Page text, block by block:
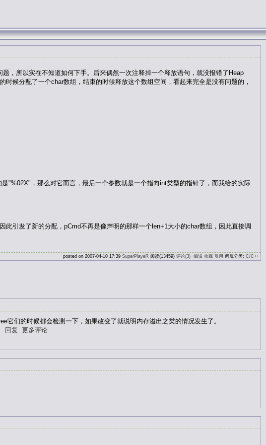
，所以实在不知道如何下手。后来偶然一次注释掉一个释放语句，就没报错了Heap
候分配了一个char数组，结束的时候释放这个数组空间，看起来完全是没有问题的，
"%02X"，那么对它而言，最后一个参数就是一个指向int类型的指针了，而我给的实际
引发了新的分配，pCmd不再是像声明的那样一个len+1大小的char数组，因此直接调
posted on 2007-04-10 17:39 SuperPlayeR 阅读(13459) 评论(3) 编辑 收藏 引用 所属分类: C/C++
们的时候都会检测一下，如果改变了就说明内存溢出之类的情况发生了。
回复 更多评论